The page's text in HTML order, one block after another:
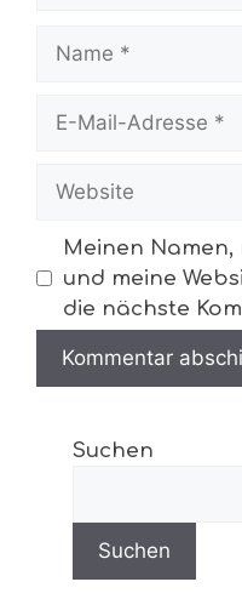
Meinen Namen,
und meine
die nächste
Suchen
Suchen